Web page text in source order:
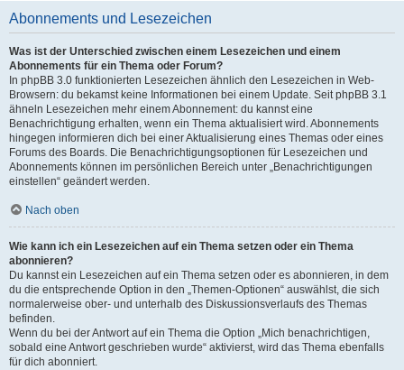
Abonnements und Lesezeichen
Was ist der Unterschied zwischen einem Lesezeichen und einem
Abonnements für ein Thema oder Forum?
In phpBB 3.0 funktionierten Lesezeichen ähnlich den Lesezeichen in Web-
Browsern: du bekamst keine Informationen bei einem Update. Seit phpBB 3.1
ähneln Lesezeichen mehr einem Abonnement: du kannst eine
Benachrichtigung erhalten, wenn ein Thema aktualisiert wird. Abonnements
hingegen informieren dich bei einer Aktualisierung eines Themas oder eines
Forums des Boards. Die Benachrichtigungsoptionen für Lesezeichen und
Abonnements können im persönlichen Bereich unter „Benachrichtigungen
einstellen“ geändert werden.
Nach oben
Wie kann ich ein Lesezeichen auf ein Thema setzen oder ein Thema
abonnieren?
Du kannst ein Lesezeichen auf ein Thema setzen oder es abonnieren, in dem
du die entsprechende Option in den „Themen-Optionen“ auswählst, die sich
normalerweise ober- und unterhalb des Diskussionsverlaufs des Themas
befinden.
Wenn du bei der Antwort auf ein Thema die Option „Mich benachrichtigen,
sobald eine Antwort geschrieben wurde“ aktivierst, wird das Thema ebenfalls
für dich abonniert.